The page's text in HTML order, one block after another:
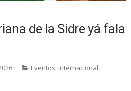
de la Sidre yá fala
Eventos, Internacional,